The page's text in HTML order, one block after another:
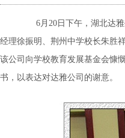
6月20日下午，湖北达雅
经理徐振明、荆州中学校长朱胜
该公司向学校教育发展基金会慷
书，以表达对达雅公司的谢意。